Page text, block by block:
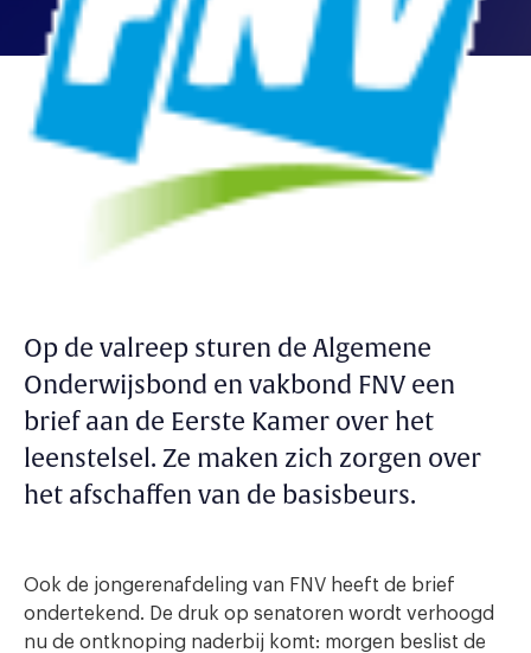
Op de valreep sturen de Algemene
Onderwijsbond en vakbond FNV een
brief aan de Eerste Kamer over het
leenstelsel. Ze maken zich zorgen over
het afschaffen van de basisbeurs.
Ook de jongerenafdeling van FNV heeft de brief
ondertekend. De druk op senatoren wordt verhoogd
nu de ontknoping naderbij komt: morgen beslist de